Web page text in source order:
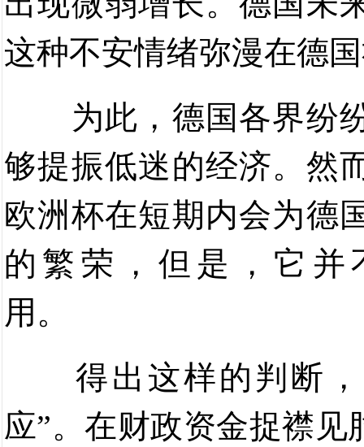
这种不安情绪弥漫在德
为此，德国各界纷
够提振低迷的经济。然
欧洲杯在短期内会为德
的繁荣，但是，它
用。
得出这样的判断
应”。在财政资金捉襟